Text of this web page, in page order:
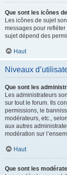
Que sont les icônes
Les icônes de sujet
messages pour
sujet dépend des
Haut
Niveaux
Que sont les
Les administrateurs
sur tout le forum. Ils
permissions, le
modérateurs, etc.,
aux autres
modération sur
Haut
Que sont les